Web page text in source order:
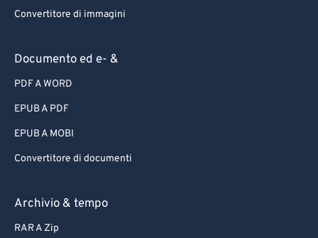
Convertitore di immagini
Documento ed e- &
PDF A WORD
EPUB A PDF
EPUB A MOBI
Convertitore di documenti
Archivio & tempo
RAR A Zip